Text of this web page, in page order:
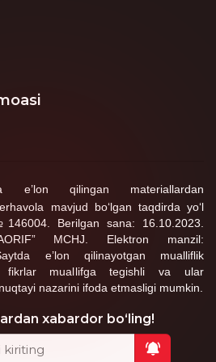
e’lon qilingan materiallardan
mavjud bo‘lgan taqdirda yo‘l
Berilgan sana: 16.10.2023.
MCHJ. Elektron manzil:
e’lon qilinayotgan mualliflik
fikrlar muallifga tegishli va ular
nazarini ifoda etmasligi mumkin.
xabardor bo‘ling!